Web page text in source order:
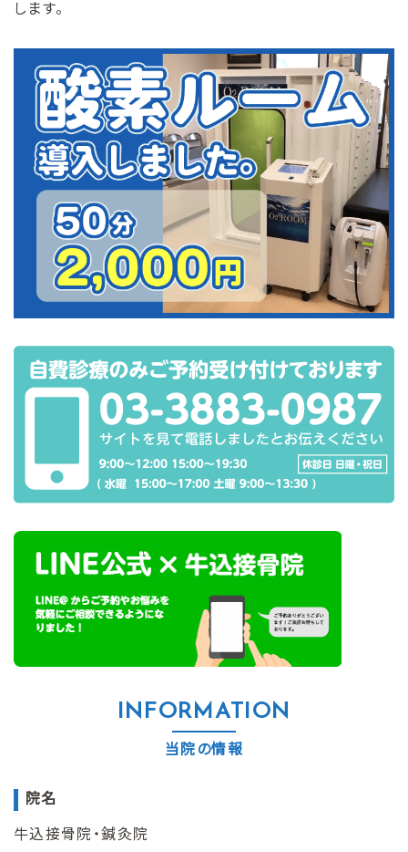
します。
INFORMATION
当院の情報
院名
牛込接骨院・鍼灸院